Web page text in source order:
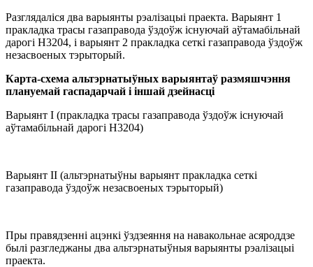
Разглядаліся два варыянты рэалізацыі праекта. Варыянт 1
пракладка трасы газаправода ўздоўж існуючай аўтамабільнай
дарогі Н3204, і варыянт 2 пракладка сеткі газаправода ўздоўж
незасвоеных тэрыторый.
Карта-схема альтэрнатыўных варыянтаў размяшчэння
плануемай гаспадарчай і іншай дзейнасці
Варыянт I (пракладка трасы газаправода ўздоўж існуючай
аўтамабільнай дарогі Н3204)
Варыянт II (альтэрнатыўны варыянт пракладка сеткі
газаправода ўздоўж незасвоеных тэрыторый)
Пры правядзенні ацэнкі ўздзеяння на навакольнае асяроддзе
былі разгледжаны два альтэрнатыўныя варыянты рэалізацыі
праекта.